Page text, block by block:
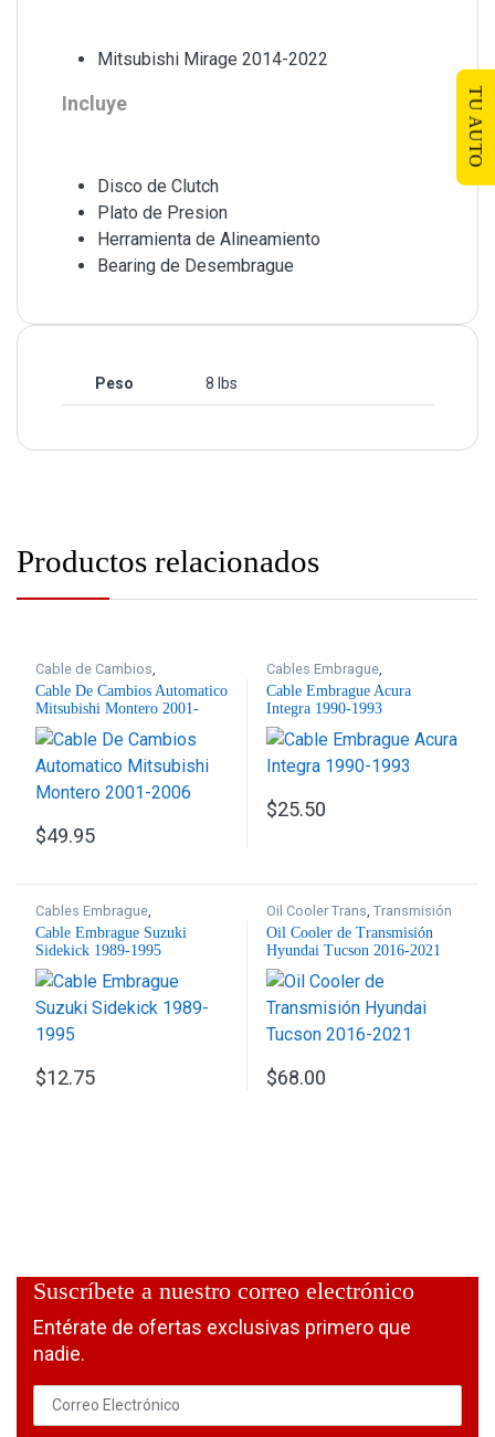
Mitsubishi Mirage 2014-2022
Incluye
Disco de Clutch
Plato de Presion
Herramienta de Alineamiento
Bearing de Desembrague
Peso 8 lbs
Productos relacionados
Cable de Cambios,
Transmisión
Cable De Cambios Automatico
Mitsubishi Montero 2001-
2006
$49.95
Cables Embrague,
Transmisión
Cable Embrague Acura
Integra 1990-1993
$25.50
Cables Embrague,
Transmisión
Cable Embrague Suzuki
Sidekick 1989-1995
$12.75
Oil Cooler Trans,Transmisión
Oil Cooler de Transmisión
Hyundai Tucson 2016-2021
$68.00
Suscríbete a nuestro correo electrónico
Entérate de ofertas exclusivas primero que
nadie.
TU AUTO